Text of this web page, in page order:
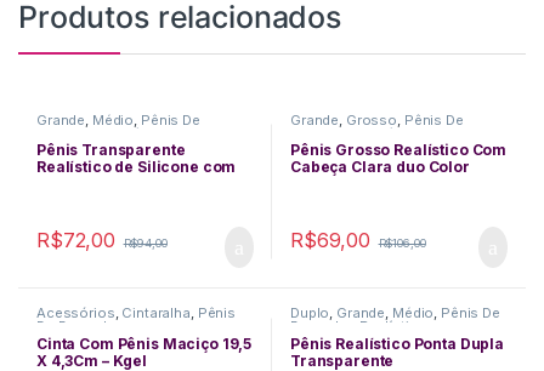
Produtos relacionados
Grande, Médio, Pênis De
Borracha Realístico
Pênis Transparente
Realístico de Silicone com
R$72,00 R$94,00
Grande, Grosso, Pênis De
Borracha Realístico
Pênis Grosso Realístico Com
Cabeça Clara duo Color
R$69,00 R$106,00
Acessórios, Cintaralha, Pênis
De Borracha
Cinta Com Pênis Maciço 19,5
X 4,3Cm – Kgel
Duplo, Grande, Médio, Pênis De
Borracha Realístico
Pênis Realístico Ponta Dupla
Transparente